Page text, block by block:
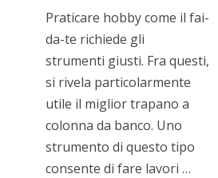
Praticare hobby come il fai-
da-te richiede gli
strumenti giusti. Fra questi,
si rivela particolarmente
utile il miglior trapano a
colonna da banco. Uno
strumento di questo tipo
consente di fare lavori …